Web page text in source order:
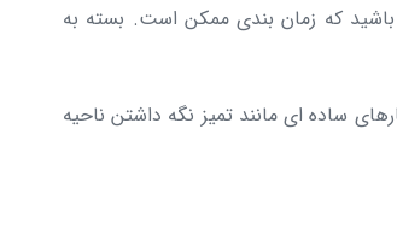
باشید که زمان بندی ممکن است. بسته به
ساده ای مانند تمیز نگه داشتن ناحیه